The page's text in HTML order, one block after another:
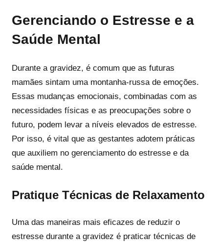
Gerenciando o Estresse e a
Saúde Mental
Durante a gravidez, é comum que as futuras
mamães sintam uma montanha-russa de emoções.
Essas mudanças emocionais, combinadas com as
necessidades físicas e as preocupações sobre o
futuro, podem levar a níveis elevados de estresse.
Por isso, é vital que as gestantes adotem práticas
que auxiliem no gerenciamento do estresse e da
saúde mental.
Pratique Técnicas de Relaxamento
Uma das maneiras mais eficazes de reduzir o
estresse durante a gravidez é praticar técnicas de